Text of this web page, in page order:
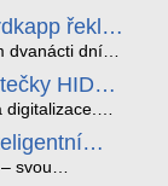
řekla
dvanácti dní
na trasu z
až na
°C a mimo
mapě, ale
HID
univerzální
svou